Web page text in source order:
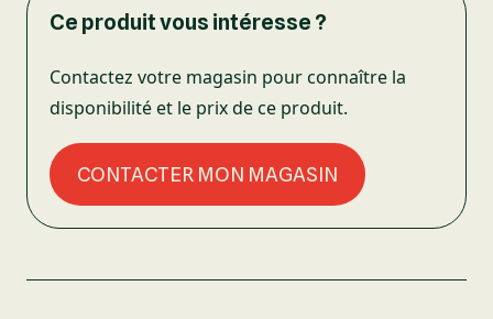
Ce produit vous intéresse ?
Contactez votre magasin pour connaître la
disponibilité et le prix de ce produit.
CONTACTER MON MAGASIN